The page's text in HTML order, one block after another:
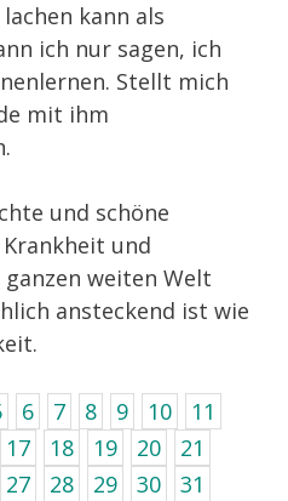
kann als
ich nur sagen, ich
Stellt mich
mit ihm
und schöne
und
weiten Welt
ansteckend ist wie
6 7 8 9 10
11
17 18 19 20
21
27 28 29 30
31